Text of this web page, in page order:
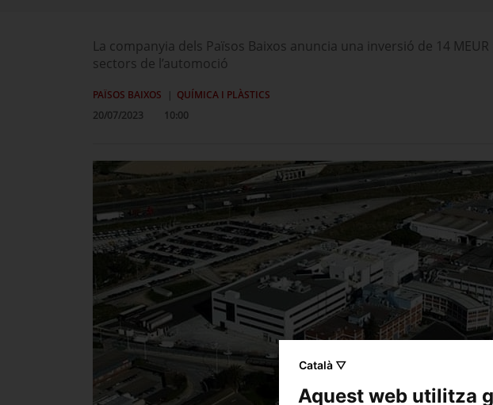
La companyia dels Països Baixos anuncia una inversió de 14
sectors de l’automoció
PAÏSOS BAIXOS
QUÍMICA I PLÀSTICS
20/07/2023
10:00
Català ▽
Aquest web utilitza